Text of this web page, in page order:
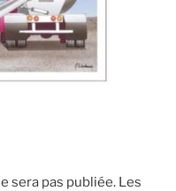
sera pas publiée. Les